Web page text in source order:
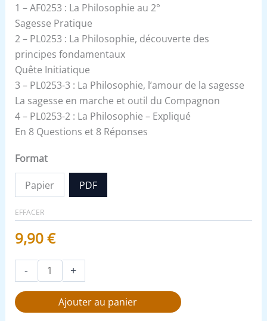
1 – AF0253 : La Philosophie au 2°
Sagesse Pratique
2 – PL0253 : La Philosophie, découverte des
principes fondamentaux
Quête Initiatique
3 – PL0253-3 : La Philosophie, l’amour de la sagesse
La sagesse en marche et outil du Compagnon
4 – PL0253-2 : La Philosophie – Expliqué
En 8 Questions et 8 Réponses
Format
Papier PDF
EFFACER
9,90€
- +
Ajouter au panier